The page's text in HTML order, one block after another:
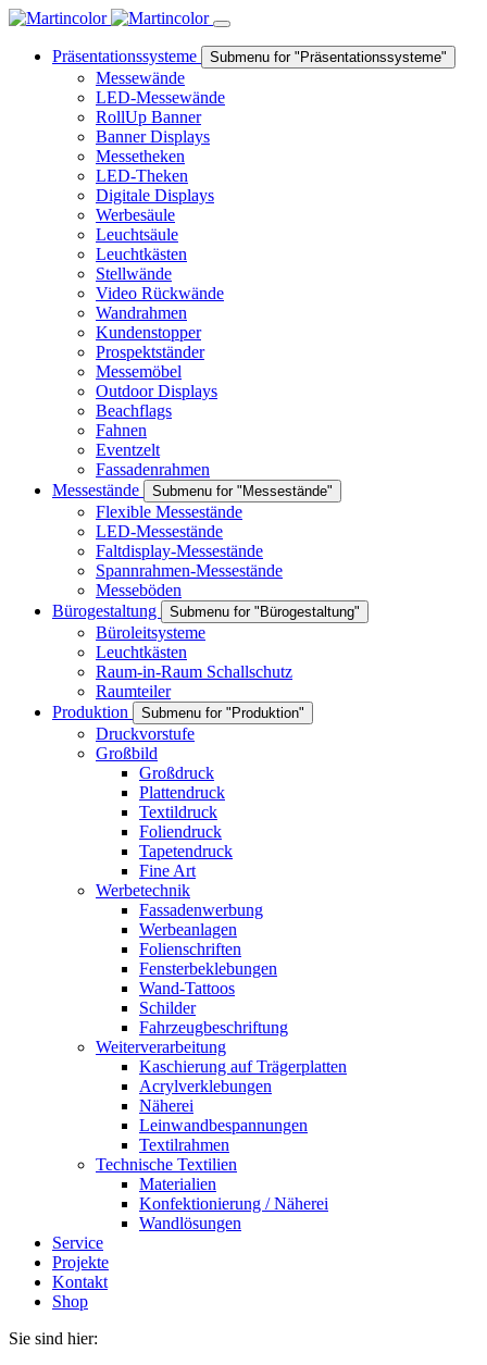
Präsentationssysteme Submenu for "Präsentationssysteme"
Messewände
LED-Messewände
RollUp Banner
Banner Displays
Messetheken
LED-Theken
Digitale Displays
Werbesäule
Leuchtsäule
Leuchtkästen
Stellwände
Video Rückwände
Wandrahmen
Kundenstopper
Prospektständer
Messemöbel
Outdoor Displays
Beachflags
Fahnen
Eventzelt
Fassadenrahmen
Messestände
Submenu for "Messestände"
Flexible Messestände
LED-Messestände
Faltdisplay-Messestände
Spannrahmen-Messestände
Messeböden
Bürogestaltung
Submenu for "Bürogestaltung"
Büroleitsysteme
Leuchtkästen
Raum-in-Raum Schallschutz
Raumteiler
Produktion
Submenu for "Produktion"
Druckvorstufe
Großbild
Großdruck
Plattendruck
Textildruck
Foliendruck
Tapetendruck
Fine Art
Werbetechnik
Fassadenwerbung
Werbeanlagen
Folienschriften
Fensterbeklebungen
Wand-Tattoos
Schilder
Fahrzeugbeschriftung
Weiterverarbeitung
Kaschierung auf Trägerplatten
Acrylverklebungen
Näherei
Leinwandbespannungen
Textilrahmen
Technische Textilien
Materialien
Konfektionierung / Näherei
Wandlösungen
Service
Projekte
Kontakt
Shop
Sie sind hier: